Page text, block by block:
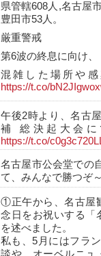
県管轄608人,名古屋
豊田市53人。
厳重警戒
第6波の終息に向け、
混雑した場所や
https://t.co/
午後2時より、名古
補 総決起大会
https://t.co/
名古屋市公会堂での
て、みんなで勝つぞ
①正午から、名古屋
念日をお祝いする「
を述べました。
私も、5月にはフラ